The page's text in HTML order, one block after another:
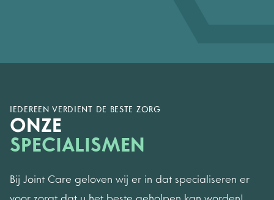
IEDEREEN VERDIENT DE BESTE ZORG
ONZE
SPECIALISMEN
Bij Joint Care geloven wij er in dat specialiseren er